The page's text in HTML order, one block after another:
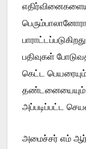
பதிவுகள்
கெட்ட
தண்டனையையும்
அப்படிப்பட்ட
அமைச்சர் எம்